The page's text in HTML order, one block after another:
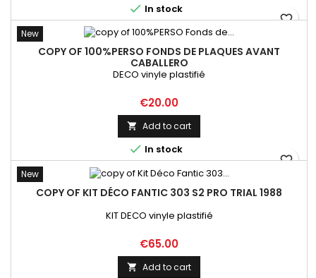
 In stock
favorite_border
New
COPY OF 100%PERSO FONDS DE PLAQUES AVANT
CABALLERO
DECO vinyle plastifié
Price
€20.00
 Add to cart
 In stock
favorite_border
New
COPY OF KIT DÉCO FANTIC 303 S2 PRO TRIAL 1988
KIT DECO vinyle plastifié
Price
€65.00
 Add to cart